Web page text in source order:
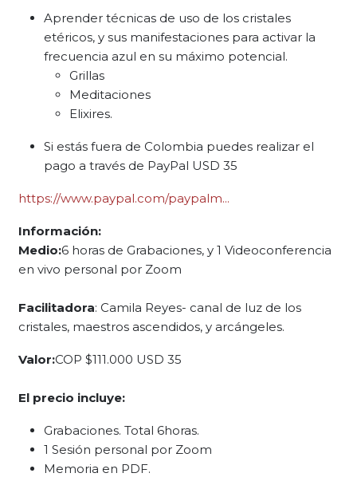
Aprender técnicas de uso de los cristales
etéricos, y sus manifestaciones para activar la
frecuencia azul en su máximo potencial.
Grillas
Meditaciones
Elixires.
Si estás fuera de Colombia puedes realizar el
pago a través de PayPal USD 35
https://www.paypal.com/paypalm...
Información:
Medio:6 horas de Grabaciones, y 1 Videoconferencia
en vivo personal por Zoom
Facilitadora: Camila Reyes- canal de luz de los
cristales, maestros ascendidos, y arcángeles.
Valor:COP $111.000 USD 35
El precio incluye:
Grabaciones. Total 6horas.
1 Sesión personal por Zoom
Memoria en PDF.